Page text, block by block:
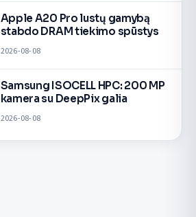
Apple A20 Pro lustų gamybą
stabdo DRAM tiekimo spūstys
2026-08-08
Samsung ISOCELL HPC: 200 MP
kamera su DeepPix galia
2026-08-08